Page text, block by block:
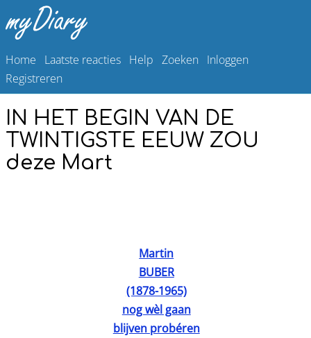
Home Laatste reacties Help Zoeken Inloggen
Registreren
IN HET BEGIN VAN DE
TWINTIGSTE EEUW ZOU
deze Mart
Martin
BUBER
(1878-1965)
nog wèl gaan
blijven probéren